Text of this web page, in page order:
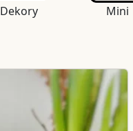
Dekory Mini